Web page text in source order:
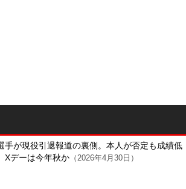
手が現役引退報道の裏側。本人が否定も成績低
Xデーは今年秋か （2026年4月30日）